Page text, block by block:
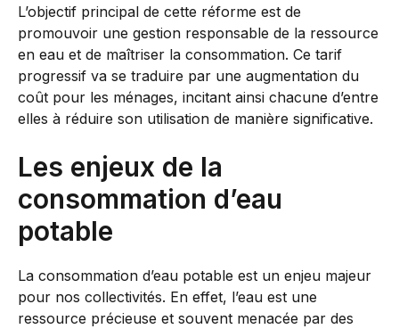
L’objectif principal de cette réforme est de
promouvoir une gestion responsable de la ressource
en eau et de maîtriser la consommation. Ce tarif
progressif va se traduire par une augmentation du
coût pour les ménages, incitant ainsi chacune d’entre
elles à réduire son utilisation de manière significative.
Les enjeux de la
consommation d’eau
potable
La consommation d’eau potable est un enjeu majeur
pour nos collectivités. En effet, l’eau est une
ressource précieuse et souvent menacée par des